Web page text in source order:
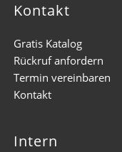
Kontakt
Gratis Katalog
Rückruf anfordern
Termin vereinbaren
Kontakt
Intern